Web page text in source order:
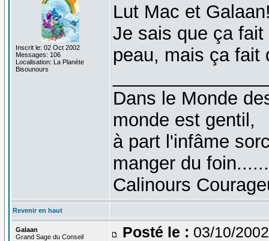
Inscrit le: 02 Oct 2002
Messages: 106
Localisation: La Planète
Bisounours
Lut Mac et
Je sais que ça
peau, mais ça fait
Dans le Monde
monde est gentil,
à part l'infâme
manger du foin......
Calinours
Revenir en haut
Galaan
Grand Sage du Conseil
Posté le : 03/10/